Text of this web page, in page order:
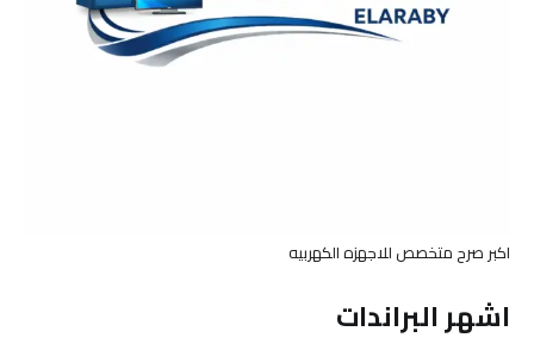
اكبر صرح متخصص للاجهزه الكهربيه
اشهر البراندات